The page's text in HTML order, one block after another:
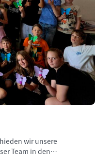
wir unsere
Team in den